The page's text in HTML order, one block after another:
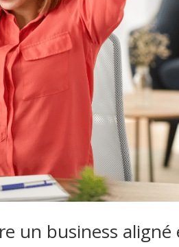
un business aligné